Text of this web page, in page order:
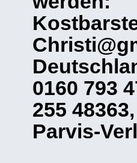
0160 793
255
Parvis-